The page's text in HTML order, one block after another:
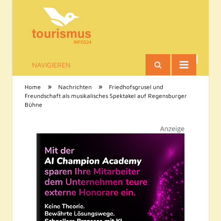
Tourismus-Infos
NAVIGIEREN
Home » Nachrichten »
Friedhofsgrusel und
Freundschaft als musikalisches Spektakel auf Regensburger
Bühne